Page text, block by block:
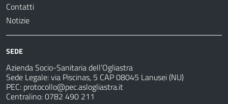
Contatti
Notizie
SEDE
Azienda Socio-Sanitaria dell’Ogliastra
Sede Legale: via Piscinas, 5 CAP 08045 Lanusei (NU)
PEC: protocollo@pec.aslogliastra.it
Centralino: 0782 490 211